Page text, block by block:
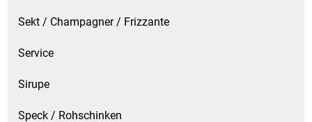
Sekt / Champagner / Frizzante
Service
Sirupe
Speck / Rohschinken